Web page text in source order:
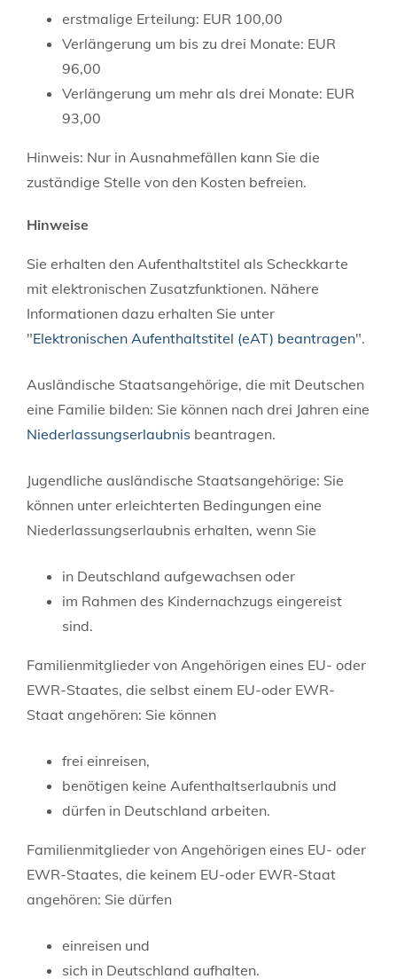
erstmalige Erteilung: EUR 100,00
Verlängerung um bis zu drei Monate: EUR
96,00
Verlängerung um mehr als drei Monate: EUR
93,00
Hinweis: Nur in Ausnahmefällen kann Sie die
zuständige Stelle von den Kosten befreien.
Hinweise
Sie erhalten den Aufenthaltstitel als Scheckkarte
mit elektronischen Zusatzfunktionen. Nähere
Informationen dazu erhalten Sie unter
"Elektronischen Aufenthaltstitel (eAT) beantragen".
Ausländische Staatsangehörige, die mit Deutschen
eine Familie bilden: Sie können nach drei Jahren eine
Niederlassungserlaubnis beantragen.
Jugendliche ausländische Staatsangehörige: Sie
können unter erleichterten Bedingungen eine
Niederlassungserlaubnis erhalten, wenn Sie
in Deutschland aufgewachsen oder
im Rahmen des Kindernachzugs eingereist
sind.
Familienmitglieder von Angehörigen eines EU- oder
EWR-Staates, die selbst einem EU-oder EWR-
Staat angehören: Sie können
frei einreisen,
benötigen keine Aufenthaltserlaubnis und
dürfen in Deutschland arbeiten.
Familienmitglieder von Angehörigen eines EU- oder
EWR-Staates, die keinem EU-oder EWR-Staat
angehören: Sie dürfen
einreisen und
sich in Deutschland aufhalten.